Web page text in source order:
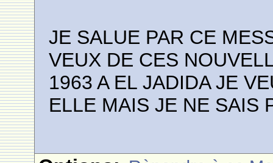
JE SALUE PAR CE
VEUX DE CES
1963 A EL JADIDA JE
ELLE MAIS JE NE SAIS